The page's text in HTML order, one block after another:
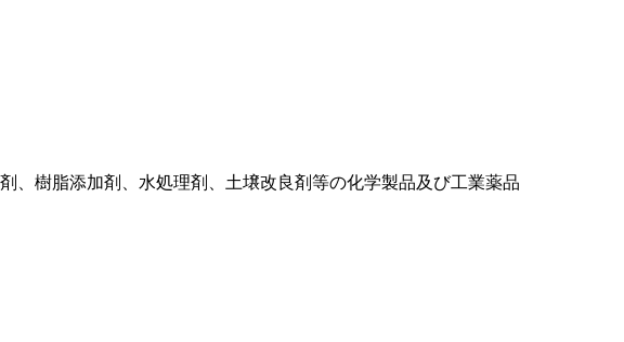
、樹脂添加剤、水処理剤、土壌改良剤等の化学製品及び工業薬品